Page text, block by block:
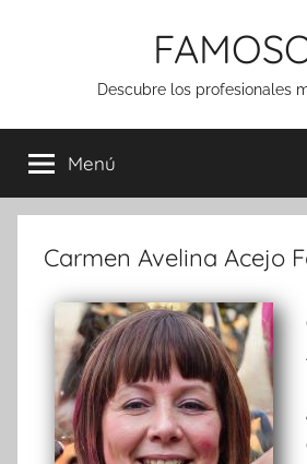
Descubre los profesionales
Menú
Carmen Avelina Acejo